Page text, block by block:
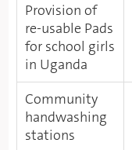
Provision of
re-usable Pads
for school girls
in Uganda
Community
handwashing
stations